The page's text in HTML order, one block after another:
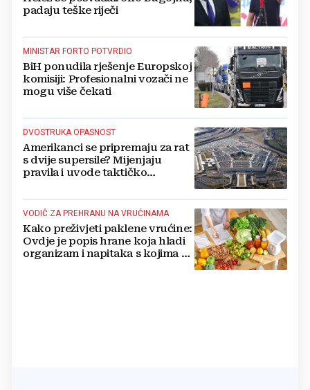
padaju teške riječi
MINISTAR FORTO POTVRDIO
BiH ponudila rješenje Europskoj
komisiji: Profesionalni vozači ne
mogu više čekati
DVOSTRUKA OPASNOST
Amerikanci se pripremaju za rat
s dvije supersile? Mijenjaju
pravila i uvode taktičko
VODIČ ZA PREHRANU NA VRUĆINAMA
Kako preživjeti paklene vrućine:
Ovdje je popis hrane koja hladi
organizam i napitaka s kojima si